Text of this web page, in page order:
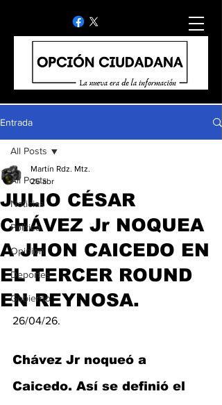
Entrada
All Posts
Noticias
Politica
Opinion
Deportes
Gobierno
All Posts
JULIO CÉSAR
CHÁVEZ Jr NOQUEA
A JHON CAICEDO EN
EL TERCER ROUND
EN REYNOSA.
Martín Rdz. Mtz.
26 abr
26/04/26.
Chávez Jr noqueó a
Caicedo. Así se definió el